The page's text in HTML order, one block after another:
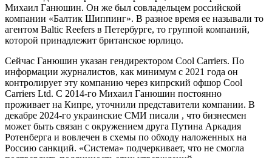
Михаил Ганюшин. Он же был совладельцем российской
компании «Балтик Шиппинг». В разное время ее называли то
агентом Baltic Reefers в Петербурге, то группой компаний,
которой принадлежит британское юрлицо.
Сейчас Ганюшин указан гендиректором Cool Carriers. По
информации журналистов, как минимум с 2021 года он
контролирует эту компанию через кипрский офшор Cool
Carriers Ltd. С 2014-го Михаил Ганюшин постоянно
проживает на Кипре, уточнили представители компании. В
декабре 2024-го украинские СМИ писали , что бизнесмен
может быть связан с окружением друга Путина Аркадия
Ротенберга и вовлечен в схемы по обходу наложенных на
Россию санкций. «Система» подчеркивает, что не смогла